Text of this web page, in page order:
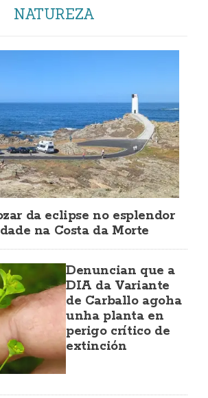
NATUREZA
da eclipse no esplendor
na Costa da Morte
Denuncian que a
DIA da Variante
de Carballo agoha
unha planta en
perigo crítico de
extinción